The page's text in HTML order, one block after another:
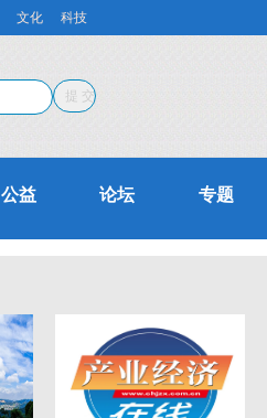
文化 科技
公益 论坛 专题